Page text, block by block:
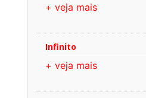
+ veja mais
Infinito
+ veja mais